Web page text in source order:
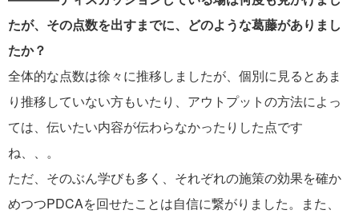
たが、その点数を出すまでに、どのような葛藤がありまし
たか？
全体的な点数は徐々に推移しましたが、個別に見るとあま
り推移していない方もいたり、アウトプットの方法によっ
ては、伝いたい内容が伝わらなかったりした点です
ね、、。
ただ、そのぶん学びも多く、それぞれの施策の効果を確か
めつつPDCAを回せたことは自信に繋がりました。また、